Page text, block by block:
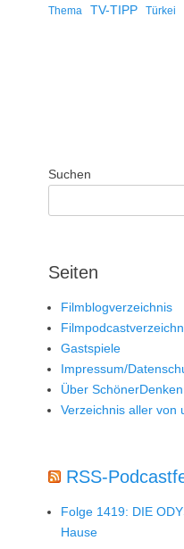
Thema TV-TIPP Türkei
Suchen
Seiten
Filmblogverzeichnis
Gastspiele
Impressum/
Über SchönerDenken
Verzeichnis aller von
RSS-
Folge 1419: DIE
Hause